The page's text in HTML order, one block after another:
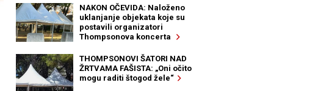
NAKON OČEVIDA: Naloženo
uklanjanje objekata koje su
postavili organizatori
Thompsonova koncerta
THOMPSONOVI ŠATORI NAD
ŽRTVAMA FAŠISTA: „Oni očito
mogu raditi štogod žele“